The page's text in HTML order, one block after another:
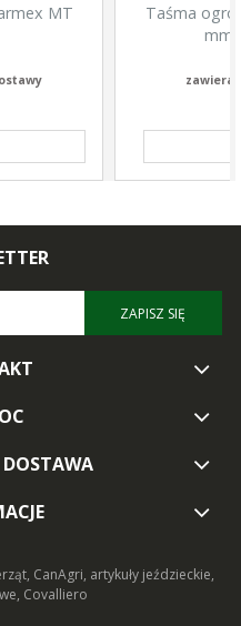
MT
Taśma
mm,
zawiera
ZAPISZ SIĘ
CanAgri, artykuły jeździeckie,
Covalliero